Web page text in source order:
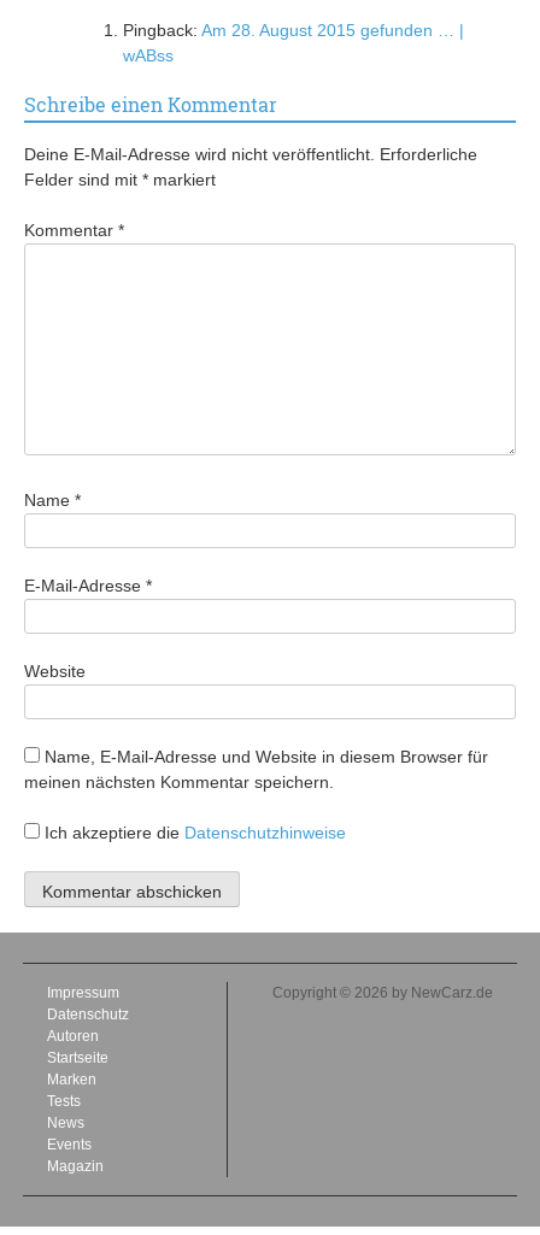
Pingback: Am 28. August 2015 gefunden … |
wABss
Schreibe einen Kommentar
Deine E-Mail-Adresse wird nicht veröffentlicht. Erforderliche
Felder sind mit * markiert
Kommentar *
Name *
E-Mail-Adresse *
Website
Name, E-Mail-Adresse und Website in diesem Browser für
meinen nächsten Kommentar speichern.
Ich akzeptiere die Datenschutzhinweise
Impressum
Datenschutz
Autoren
Startseite
Marken
Tests
News
Events
Magazin
Copyright © 2026 by NewCarz.de